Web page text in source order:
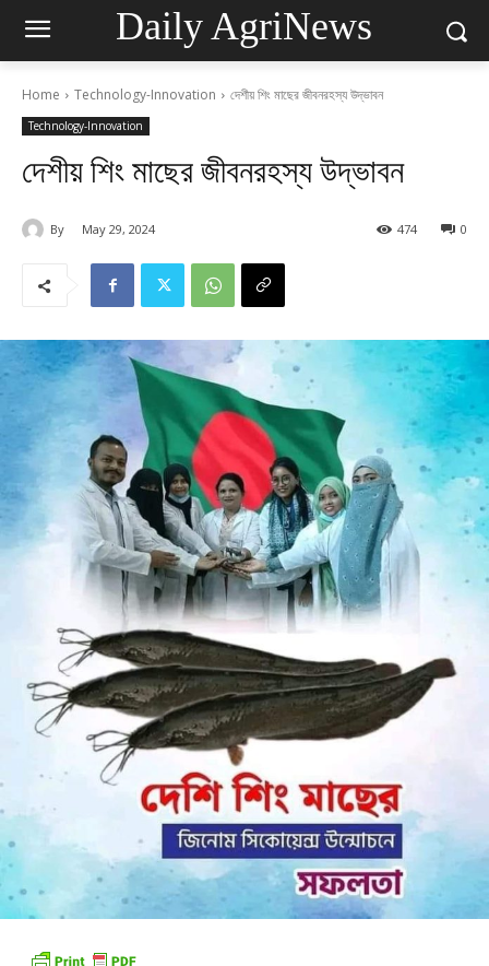
Daily AgriNews
Home Technology-Innovation দেশীয় শিং মাছের জীবনরহস্য উদ্ভাবন
Technology-Innovation
দেশীয় শিং মাছের জীবনরহস্য উদ্ভাবন
By May 29, 2024 0
474